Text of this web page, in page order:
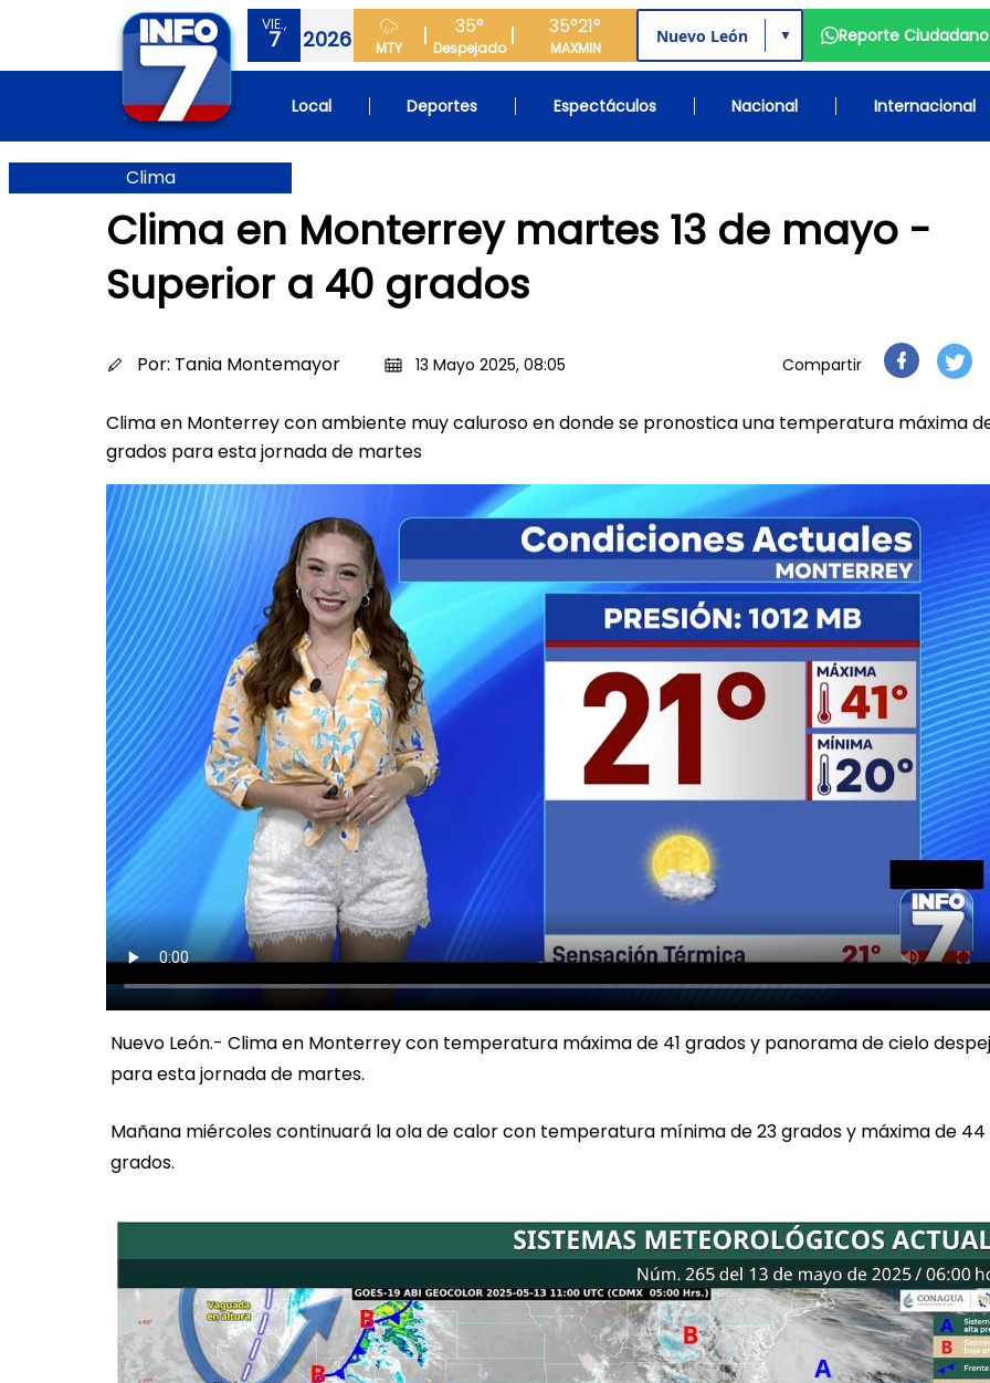
VIE.,
7 2026 MTY
35°
Despejado
35°
MAX
21°
MIN
▼ Reporte Ciudadano
Local Deportes Espectáculos Nacional Internacional
Clima
Clima en Monterrey martes 13 de mayo -
Superior a 40 grados
Por: Tania Montemayor 13 Mayo 2025, 08:05 Compartir
Clima en Monterrey con ambiente muy caluroso en donde se pronostica una temperatura máxima
grados para esta jornada de martes
Nuevo León.- Clima en Monterrey con temperatura máxima de 41 grados y panorama de cielo
para esta jornada de martes.
Mañana miércoles continuará la ola de calor con temperatura mínima de 23 grados y máxima de 44
grados.